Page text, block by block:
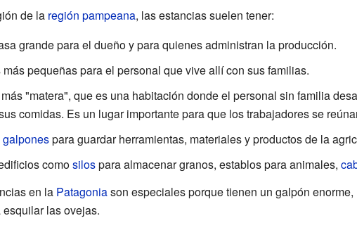
de la región pampeana, las estancias suelen tener:
grande para el dueño y para quienes administran la producción.
pequeñas para el personal que vive allí con sus familias.
"matera", que es una habitación donde el personal sin familia
comidas. Es un lugar importante para que los trabajadores se
galponespara guardar herramientas, materiales y productos de la
comosilospara almacenar granos, establos para animales,
en la Patagoniason especiales porque tienen un galpón
esquilar las ovejas.